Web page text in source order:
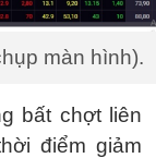
màn hình).
bất chợt liên
điểm giảm